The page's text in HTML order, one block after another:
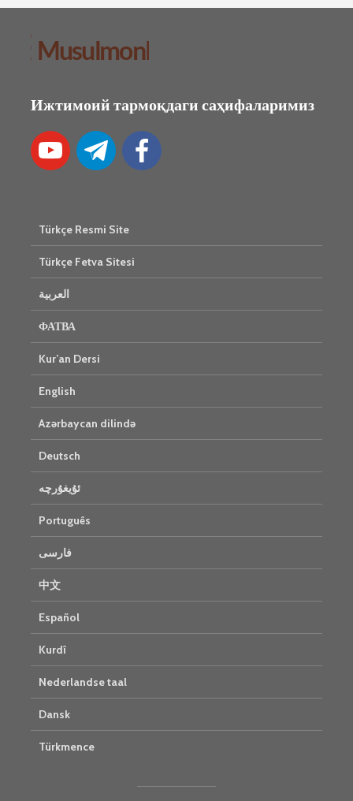
Ижтимоий тармоқдаги саҳифаларимиз
Türkçe Resmi Site
Türkçe Fetva Sitesi
العربية
ФАТВА
Kur’an Dersi
English
Azərbaycan dilində
Deutsch
ئۇيغۇرچە
Português
فارسی
中文
Español
Kurdî
Nederlandse taal
Dansk
Türkmence